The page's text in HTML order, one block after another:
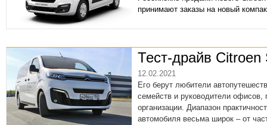
принимают заказы на новый
Тест-драйв Citroen
12.02.2021
Его берут любители
семейств и руководители офисов,
организации. Диапазон
автомобиля весьма широк – от